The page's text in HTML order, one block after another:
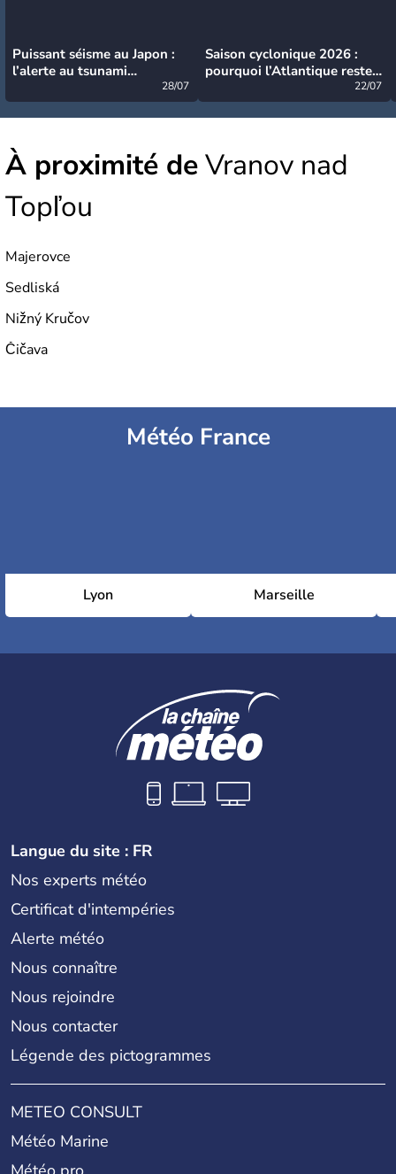
Puissant séisme au Japon :
l’alerte au tsunami
28/07
Saison cyclonique 2026 :
pourquoi l’Atlantique reste
22/07
À proximité deVranov nad
Topľou
Majerovce
Sedliská
Nižný Kručov
Čičava
Météo France
Lyon Marseille
Langue du site : FR
Nos experts météo
Certificat d'intempéries
Alerte météo
Nous connaître
Nous rejoindre
Nous contacter
Légende des pictogrammes
METEO CONSULT
Météo Marine